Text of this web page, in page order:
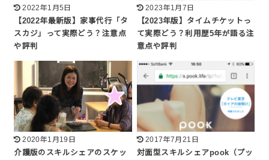
2022年1月5日
【2022年最新版】家事代行「タ
スカジ」って実際どう？注意点
や評判
2023年1月7日
【2023年版】タイムチケットっ
て実際どう？利用歴5年が語る注
意点や評判
2020年1月19日
介護版のスキルシェアのスケッ
2017年7月21日
対面型スキルシェアpook（プッ